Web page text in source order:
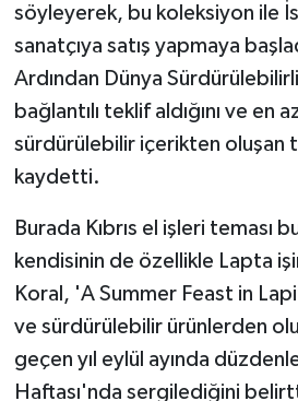
söyleyerek, bu koleksiyon ile
sanatçıya satış yapmaya
Ardından Dünya
bağlantılı teklif aldığını ve en
sürdürülebilir içerikten oluşan
kaydetti.
Burada Kıbrıs el işleri teması
kendisinin de özellikle Lapta
Koral, 'A Summer Feast in
ve sürdürülebilir ürünlerden
geçen yıl eylül ayında
Haftası'nda sergilediğini